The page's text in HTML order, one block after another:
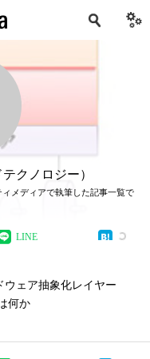
クノロジー）
メディアで執筆した記事一覧で
LINE
ウェア抽象化レイヤー
何か